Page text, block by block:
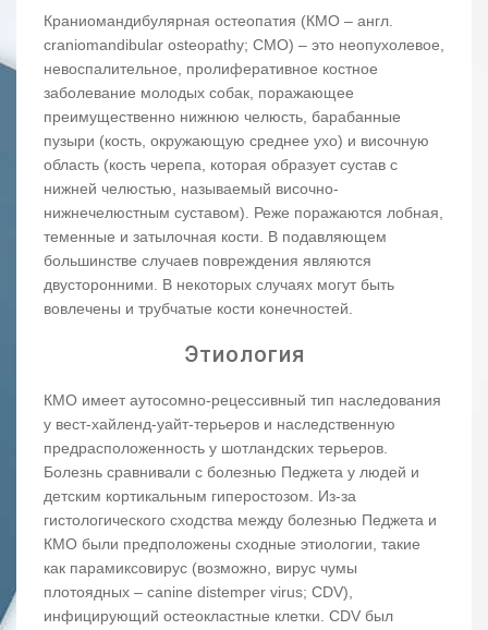
Краниомандибулярная остеопатия (КМО – англ.
craniomandibular osteopathy; CMO) – это неопухолевое,
невоспалительное, пролиферативное костное
заболевание молодых собак, поражающее
преимущественно нижнюю челюсть, барабанные
пузыри (кость, окружающую среднее ухо) и височную
область (кость черепа, которая образует сустав с
нижней челюстью, называемый височно-
нижнечелюстным суставом). Реже поражаются лобная,
теменные и затылочная кости. В подавляющем
большинстве случаев повреждения являются
двусторонними. В некоторых случаях могут быть
вовлечены и трубчатые кости конечностей.
Этиология
КМО имеет аутосомно-рецессивный тип наследования
у вест-хайленд-уайт-терьеров и наследственную
предрасположенность у шотландских терьеров.
Болезнь сравнивали с болезнью Педжета у людей и
детским кортикальным гиперостозом. Из-за
гистологического сходства между болезнью Педжета и
КМО были предположены сходные этиологии, такие
как парамиксовирус (возможно, вирус чумы
плотоядных – canine distemper virus; CDV),
инфицирующий остеокластные клетки. CDV был